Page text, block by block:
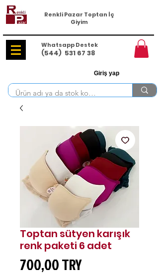
Renkli Pazar Toptan İç
Giyim
Whatsapp Destek
(544) 531 67 38
Giriş yap
Toptan sütyen karışık
renk paketi 6 adet
700,00 TRYPrice